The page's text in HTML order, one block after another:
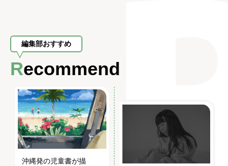
編集部おすすめ
Recommend
沖縄発の児童書が描